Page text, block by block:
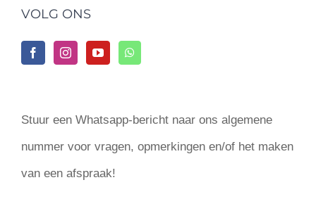
VOLG ONS
Stuur een Whatsapp-bericht naar ons algemene
nummer voor vragen, opmerkingen en/of het maken
van een afspraak!